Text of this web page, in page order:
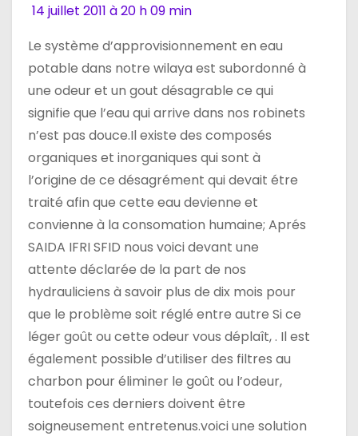
14 juillet 2011 à 20 h 09 min
Le système d’approvisionnement en eau
potable dans notre wilaya est subordonné à
une odeur et un gout désagrable ce qui
signifie que l’eau qui arrive dans nos robinets
n’est pas douce.Il existe des composés
organiques et inorganiques qui sont à
l’origine de ce désagrément qui devait étre
traité afin que cette eau devienne et
convienne à la consomation humaine; Aprés
SAIDA IFRI SFID nous voici devant une
attente déclarée de la part de nos
hydrauliciens à savoir plus de dix mois pour
que le problème soit réglé entre autre Si ce
léger goût ou cette odeur vous déplaît, . Il est
également possible d’utiliser des filtres au
charbon pour éliminer le goût ou l’odeur,
toutefois ces derniers doivent être
soigneusement entretenus.voici une solution